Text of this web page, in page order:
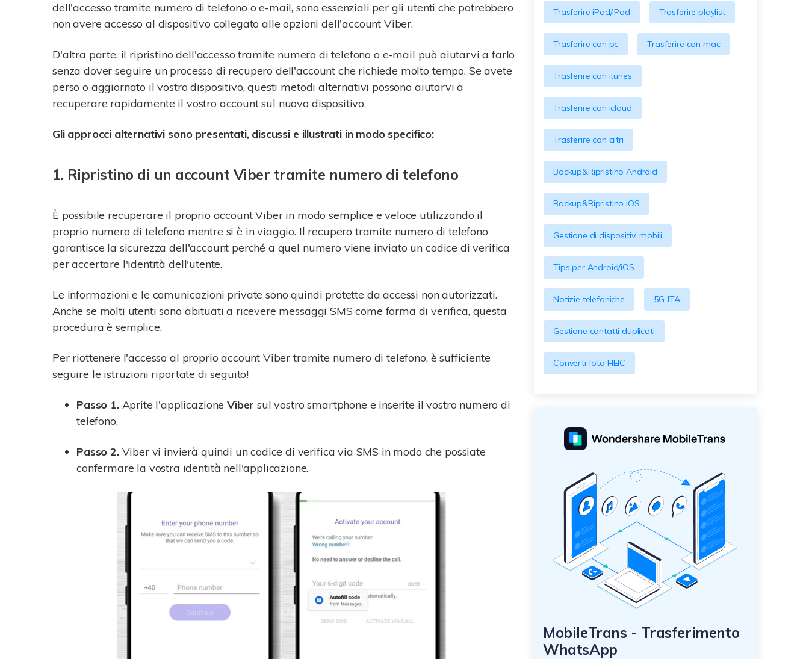
dell'accesso tramite numero di telefono o e-mail, sono essenziali per gli utenti che potrebbero
non avere accesso al dispositivo collegato alle opzioni dell'account Viber.
D'altra parte, il ripristino dell'accesso tramite numero di telefono o e-mail può aiutarvi a farlo
senza dover seguire un processo di recupero dell'account che richiede molto tempo. Se avete
perso o aggiornato il vostro dispositivo, questi metodi alternativi possono aiutarvi a
recuperare rapidamente il vostro account sul nuovo dispositivo.
Gli approcci alternativi sono presentati, discussi e illustrati in modo specifico:
1. Ripristino di un account Viber tramite numero di telefono
È possibile recuperare il proprio account Viber in modo semplice e veloce utilizzando il
proprio numero di telefono mentre si è in viaggio. Il recupero tramite numero di telefono
garantisce la sicurezza dell'account perché a quel numero viene inviato un codice di verifica
per accertare l'identità dell'utente.
Le informazioni e le comunicazioni private sono quindi protette da accessi non autorizzati.
Anche se molti utenti sono abituati a ricevere messaggi SMS come forma di verifica, questa
procedura è semplice.
Per riottenere l'accesso al proprio account Viber tramite numero di telefono, è sufficiente
seguire le istruzioni riportate di seguito!
Passo 1. Aprite l'applicazioneViber sul vostro smartphone e inserite il vostro numero di
telefono.
Passo 2. Viber vi invierà quindi un codice di verifica via SMS in modo che possiate
confermare la vostra identità nell'applicazione.
Trasferire iPad/iPod Trasferire playlist
Trasferire con pc Trasferire con mac
Trasferire con itunes
Trasferire con icloud
Trasferire con altri
Backup&Ripristino Android
Backup&Ripristino iOS
Gestione di dispositivi mobili
Tips per Android/iOS
Notizie telefoniche 5G-ITA
Gestione contatti duplicati
Converti foto HEIC
MobileTrans - Trasferimento
WhatsApp